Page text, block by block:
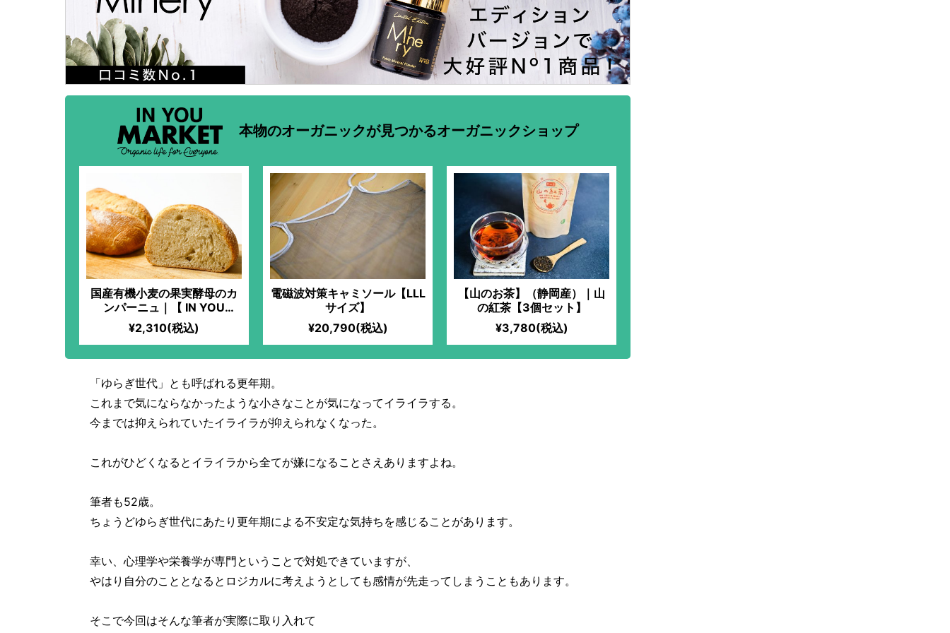
本物のオーガニックが見つかるオーガニックショップ
国産有機小麦の果実酵母のカ
ンパーニュ｜【 IN YOU
MARKET限定】化学物質過敏
症の方も安心して食べられる
パンを！全原材料有機！湧き
水「景勝清水」と高価ななず
なの塩を使用するほどのこだ
わりぶり！季節の果実を使っ
た、自家製果実酵母を使用！
¥2,310(税込)
電磁波対策キャミソール【LLL
サイズ】
¥20,790(税込)
【山のお茶】（静岡産）｜山
の紅茶【3個セット】
¥3,780(税込)
「ゆらぎ世代」とも呼ばれる更年期。
これまで気にならなかったような小さなことが気になってイライラする。
今までは抑えられていたイライラが抑えられなくなった。
これがひどくなるとイライラから全てが嫌になることさえありますよね。
筆者も52歳。
ちょうどゆらぎ世代にあたり更年期による不安定な気持ちを感じることがあります。
幸い、心理学や栄養学が専門ということで対処できていますが、
やはり自分のこととなるとロジカルに考えようとしても感情が先走ってしまうこともあります。
そこで今回はそんな筆者が実際に取り入れて